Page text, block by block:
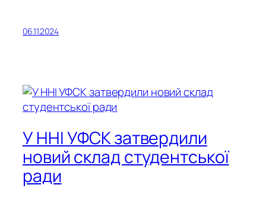
06.11.2024
У ННІ УФСК затвердили
новий склад студентської
ради